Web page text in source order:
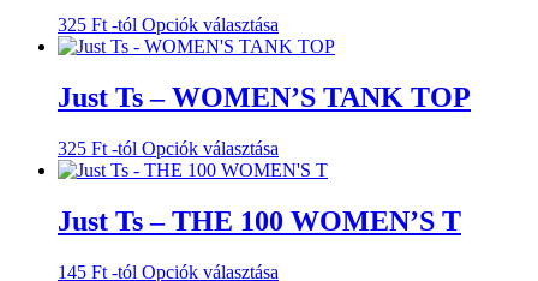
változatok
termékoldalon
választhatók
325 Ft -tól Opciók választása
a
több
variációja
A
változatok
termékoldalon
választhatók
Just Ts – WOMEN’S TANK TOP
325 Ft -tól Opciók választása
a
több
variációja
A
Just Ts – THE 100 WOMEN’S T
145 Ft -tól Opciók választása